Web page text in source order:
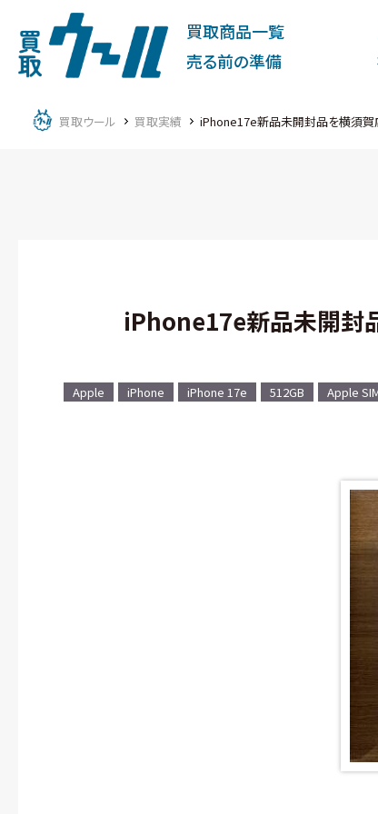
買取商品一覧
売る前の準備
買取ウール 買取実績 iPhone17e新品未開封品を横須賀
iPhone17e新品未開封
Apple iPhone iPhone 17e 512GB Apple